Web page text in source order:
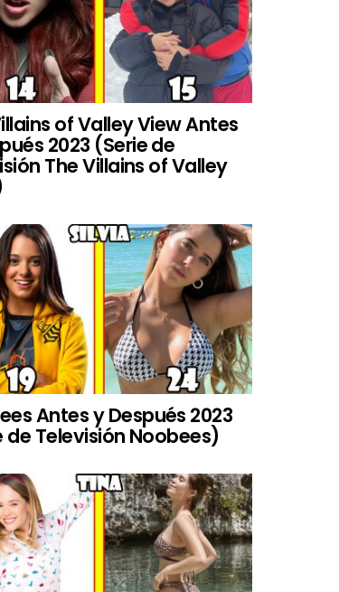
of Valley View Antes
2023 (Serie de
The Villains of Valley
Antes y Después 2023
de Televisión Noobees)